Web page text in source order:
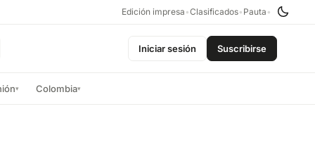
Edición impresa •Clasificados• Pauta •
Iniciar sesión Suscribirse
▾ Colombia▾